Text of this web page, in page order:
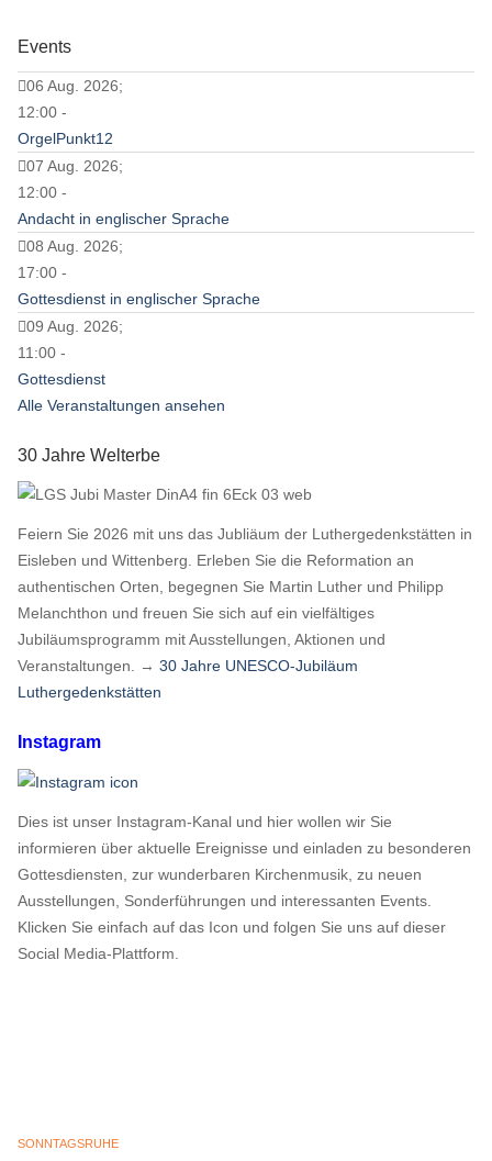
Events
06 Aug. 2026;
12:00 -
OrgelPunkt12
07 Aug. 2026;
12:00 -
Andacht in englischer Sprache
08 Aug. 2026;
17:00 -
Gottesdienst in englischer Sprache
09 Aug. 2026;
11:00 -
Gottesdienst
Alle Veranstaltungen ansehen
30 Jahre Welterbe
Feiern Sie 2026 mit uns das Jubliäum der Luthergedenkstätten in
Eisleben und Wittenberg. Erleben Sie die Reformation an
authentischen Orten, begegnen Sie Martin Luther und Philipp
Melanchthon und freuen Sie sich auf ein vielfältiges
Jubiläumsprogramm mit Ausstellungen, Aktionen und
Veranstaltungen. → 30 Jahre UNESCO-Jubiläum
Luthergedenkstätten
Instagram
Dies ist unser Instagram-Kanal und hier wollen wir Sie
informieren über aktuelle Ereignisse und einladen zu besonderen
Gottesdiensten, zur wunderbaren Kirchenmusik, zu neuen
Ausstellungen, Sonderführungen und interessanten Events.
Klicken Sie einfach auf das Icon und folgen Sie uns auf dieser
Social Media-Plattform.
SONNTAGSRUHE